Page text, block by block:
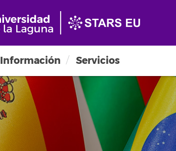
Información Servicios